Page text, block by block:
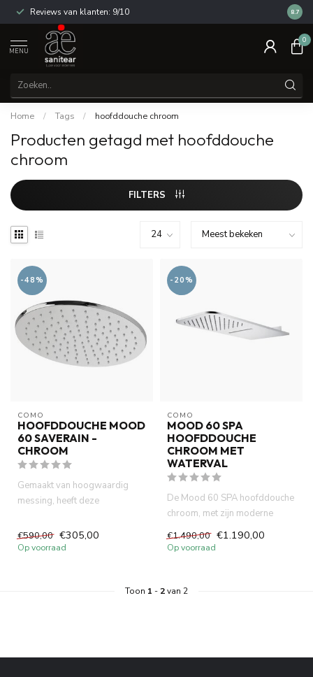
Reviews van klanten: 9/10 14
8.7
MENU
0
Home / Tags / hoofddouche chroom
Producten getagd met hoofddouche
chroom
FILTERS
-48%
COMO
HOOFDDOUCHE MOOD
60 SAVERAIN -
CHROOM
Gemaakt van hoogwaardig
messing, heeft deze
afwerking v...
€590,00 €305,00
Op voorraad
-20%
COMO
MOOD 60 SPA
HOOFDDOUCHE
CHROOM MET
WATERVAL
De Mood 60 SPA hoofddouche
chroom, met zijn moderne
ontwerp en hoogwaardige
mes...
€1.490,00 €1.190,00
Op voorraad
Toon 1 - 2van 2